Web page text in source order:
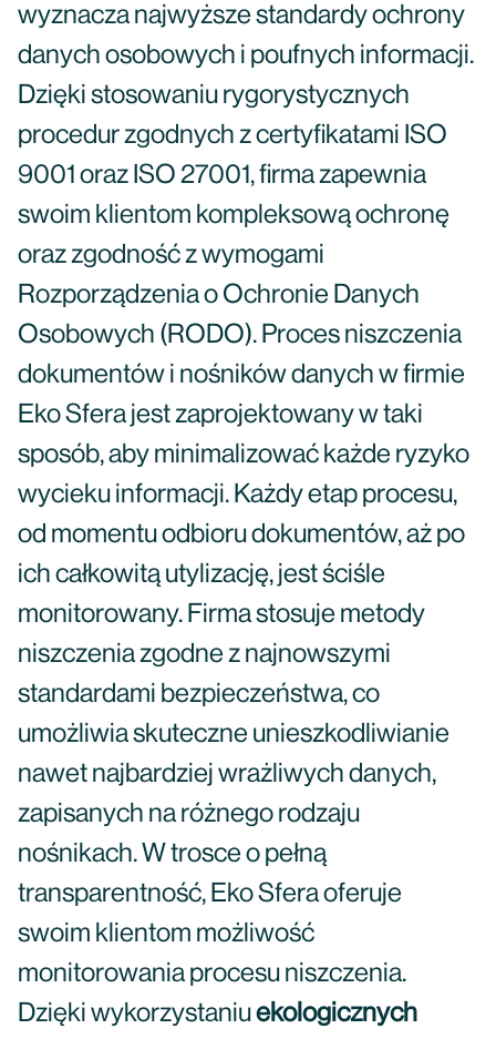
wyznacza najwyższe standardy ochrony
danych osobowych i poufnych informacji.
Dzięki stosowaniu rygorystycznych
procedur zgodnych z certyfikatami ISO
9001 oraz ISO 27001, firma zapewnia
swoim klientom kompleksową ochronę
oraz zgodność z wymogami
Rozporządzenia o Ochronie Danych
Osobowych (RODO). Proces niszczenia
dokumentów i nośników danych w firmie
Eko Sfera jest zaprojektowany w taki
sposób, aby minimalizować każde ryzyko
wycieku informacji. Każdy etap procesu,
od momentu odbioru dokumentów, aż po
ich całkowitą utylizację, jest ściśle
monitorowany. Firma stosuje metody
niszczenia zgodne z najnowszymi
standardami bezpieczeństwa, co
umożliwia skuteczne unieszkodliwianie
nawet najbardziej wrażliwych danych,
zapisanych na różnego rodzaju
nośnikach. W trosce o pełną
transparentność, Eko Sfera oferuje
swoim klientom możliwość
monitorowania procesu niszczenia.
Dzięki wykorzystaniuekologicznych